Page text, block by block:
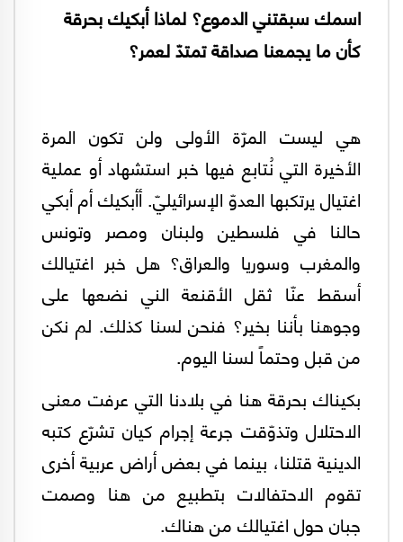
اسمك سبقتني الدموع؟ لماذا أبكيك بحرقة
كأن ما يجمعنا صداقة تمتدّ لعمر؟
هي ليست المرّة الأولى ولن تكون المرة
الأخيرة التي نُتابع فيها خبر استشهاد أو عملية
اغتيال يرتكبها العدوّ الإسرائيليّ. أأبكيك أم أبكي
حالنا في فلسطين ولبنان ومصر وتونس
والمغرب وسوريا والعراق؟ هل خبر اغتيالك
أسقط عنّا ثقل الأقنعة الني نضعها على
وجوهنا بأننا بخير؟ فنحن لسنا كذلك. لم نكن
من قبل وحتماً لسنا اليوم.
بكيناك بحرقة هنا في بلادنا التي عرفت معنى
الاحتلال وتذوّقت جرعة إجرام كيان تشرّع كتبه
الدينية قتلنا، بينما في بعض أراض عربية أخرى
تقوم الاحتفالات بتطبيع من هنا وصمت
جبان حول اغتيالك من هناك.